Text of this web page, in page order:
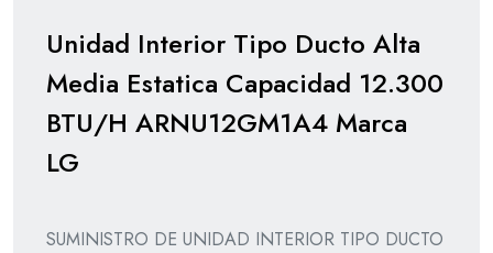
Unidad Interior Tipo Ducto Alta
Media Estatica Capacidad 12.300
BTU/H ARNU12GM1A4 Marca
LG
SUMINISTRO DE UNIDAD INTERIOR TIPO DUCTO